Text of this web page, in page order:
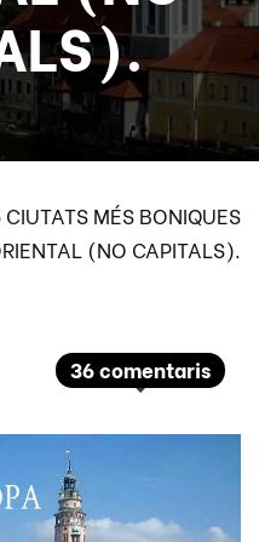
CIUTATS MÉS BONIQUES
(NO CAPITALS).
36 comentaris